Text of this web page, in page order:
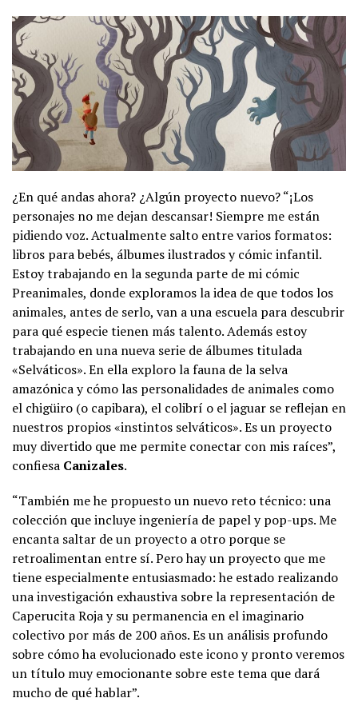
¿En qué andas ahora? ¿Algún proyecto nuevo? “¡Los
personajes no me dejan descansar! Siempre me están
pidiendo voz. Actualmente salto entre varios formatos:
libros para bebés, álbumes ilustrados y cómic infantil.
Estoy trabajando en la segunda parte de mi cómic
Preanimales, donde exploramos la idea de que todos los
animales, antes de serlo, van a una escuela para descubrir
para qué especie tienen más talento. Además estoy
trabajando en una nueva serie de álbumes titulada
«Selváticos». En ella exploro la fauna de la selva
amazónica y cómo las personalidades de animales como
el chigüiro (o capibara), el colibrí o el jaguar se reflejan en
nuestros propios «instintos selváticos». Es un proyecto
muy divertido que me permite conectar con mis raíces”,
confiesa Canizales.
“También me he propuesto un nuevo reto técnico: una
colección que incluye ingeniería de papel y pop-ups. Me
encanta saltar de un proyecto a otro porque se
retroalimentan entre sí. Pero hay un proyecto que me
tiene especialmente entusiasmado: he estado realizando
una investigación exhaustiva sobre la representación de
Caperucita Roja y su permanencia en el imaginario
colectivo por más de 200 años. Es un análisis profundo
sobre cómo ha evolucionado este icono y pronto veremos
un título muy emocionante sobre este tema que dará
mucho de qué hablar”.